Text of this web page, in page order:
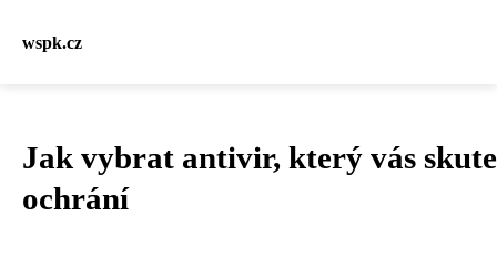
wspk.cz
Jak vybrat antivir, který vás
ochrání